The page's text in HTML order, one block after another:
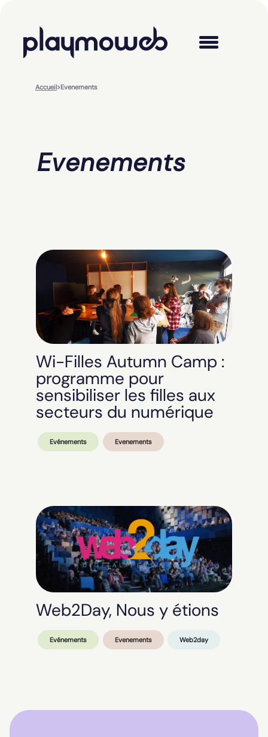
Accueil>Evenements
Evenements
Wi-Filles Autumn Camp :
programme pour
sensibiliser les filles aux
secteurs du numérique
Evénements Evenements
Web2Day, Nous y étions
Evénements Evenements Web2day